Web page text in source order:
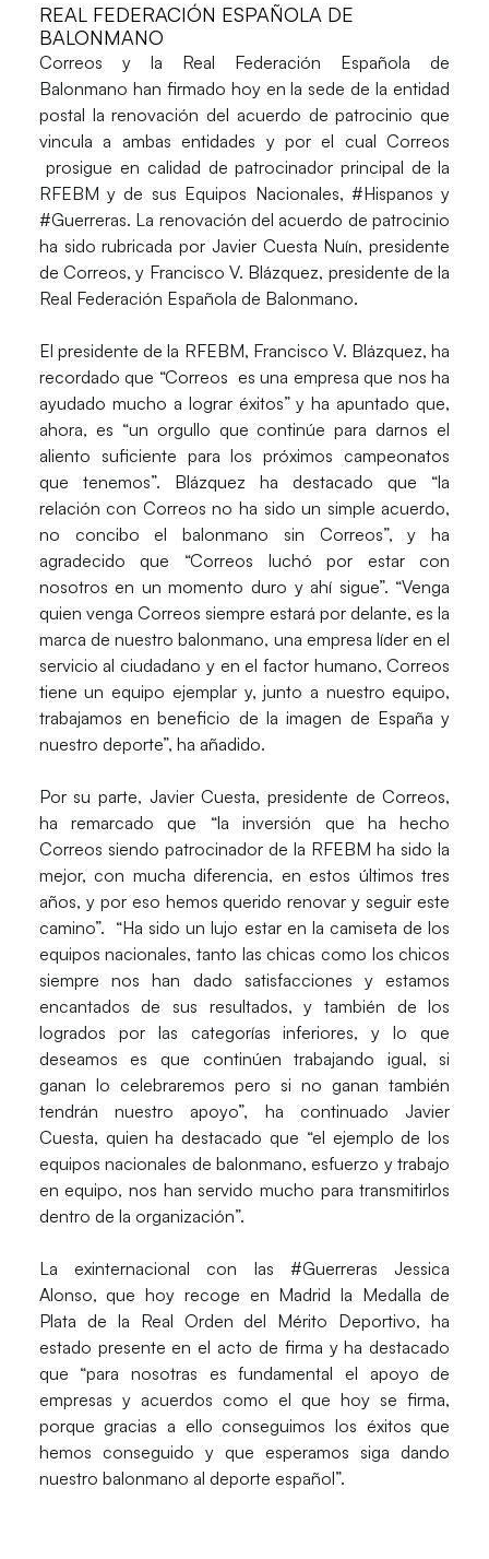
REAL FEDERACIÓN ESPAÑOLA DE
BALONMANO
Correos y la Real Federación Española de
Balonmano han firmado hoy en la sede de la entidad
postal la renovación del acuerdo de patrocinio que
vincula a ambas entidades y por el cual Correos
prosigue en calidad de patrocinador principal de la
RFEBM y de sus Equipos Nacionales, #Hispanosy
#Guerreras. La renovación del acuerdo de patrocinio
ha sido rubricada por Javier Cuesta Nuín, presidente
de Correos, y Francisco V. Blázquez, presidente de la
Real Federación Española de Balonmano.
El presidente de la RFEBM, Francisco V. Blázquez, ha
recordado que “Correos es una empresa que nos ha
ayudado mucho a lograr éxitos” y ha apuntado que,
ahora, es “un orgullo que continúe para darnos el
aliento suficiente para los próximos campeonatos
que tenemos”. Blázquez ha destacado que “la
relación con Correos no ha sido un simple acuerdo,
no concibo el balonmano sin Correos”, y ha
agradecido que “Correos luchó por estar con
nosotros en un momento duro y ahí sigue”. “Venga
quien venga Correos siempre estará por delante, es la
marca de nuestro balonmano, una empresa líder en el
servicio al ciudadano y en el factor humano, Correos
tiene un equipo ejemplar y, junto a nuestro equipo,
trabajamos en beneficio de la imagen de España y
nuestro deporte”, ha añadido.
Por su parte, Javier Cuesta, presidente de Correos,
ha remarcado que “la inversión que ha hecho
Correos siendo patrocinador de la RFEBM ha sido la
mejor, con mucha diferencia, en estos últimos tres
años, y por eso hemos querido renovar y seguir este
camino”. “Ha sido un lujo estar en la camiseta de los
equipos nacionales, tanto las chicas como los chicos
siempre nos han dado satisfacciones y estamos
encantados de sus resultados, y también de los
logrados por las categorías inferiores, y lo que
deseamos es que continúen trabajando igual, si
ganan lo celebraremos pero si no ganan también
tendrán nuestro apoyo”, ha continuado Javier
Cuesta, quien ha destacado que “el ejemplo de los
equipos nacionales de balonmano, esfuerzo y trabajo
en equipo, nos han servido mucho para transmitirlos
dentro de la organización”.
La exinternacional con las #GuerrerasJessica
Alonso, que hoy recoge en Madrid la Medalla de
Plata de la Real Orden del Mérito Deportivo, ha
estado presente en el acto de firma y ha destacado
que “para nosotras es fundamental el apoyo de
empresas y acuerdos como el que hoy se firma,
porque gracias a ello conseguimos los éxitos que
hemos conseguido y que esperamos siga dando
nuestro balonmano al deporte español”.